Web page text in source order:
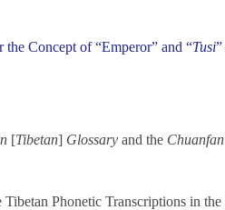
Concept of “Emperor” and “Tusi
[Tibetan] Glossary and the Chuanfan
Phonetic Transcriptions in